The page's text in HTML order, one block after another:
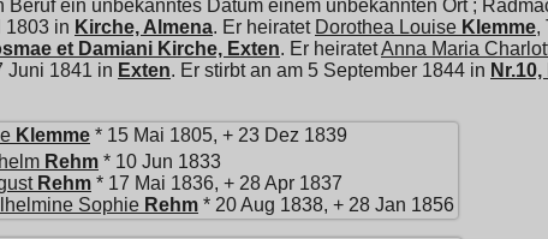
Beruf ein unbekanntes Datum einem unbekannten Ort ;
1803 in Kirche, Almena. Er heiratet Dorothea Louise Klemme,
et Damiani Kirche, Exten. Er heiratetAnna Maria
Juni 1841 in Exten. Er stirbt an am 5 September 1844 in
Klemme * 15 Mai 1805, + 23 Dez 1839
Rehm * 10 Jun 1833
Rehm * 17 Mai 1836, + 28 Apr 1837
Sophie Rehm * 20 Aug 1838, + 28 Jan 1856